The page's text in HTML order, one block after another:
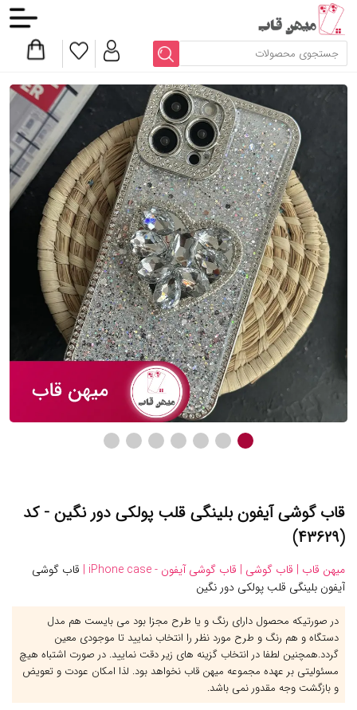
قاب گوشی آیفون بلینگی قلب پولکی دور نگین - کد
(۴۳۶۲۹)
میهن قاب | قاب گوشی | قاب گوشی آیفون - iPhone case |
قاب گوشی
آیفون بلینگی قلب پولکی دور نگین
در صورتیکه محصول دارای رنگ و یا طرح مجزا بود می بایست هم مدل
دستگاه و هم رنگ و طرح مورد نظر را انتخاب نمایید تا موجودی معین
گردد.همچنین لطفا در انتخاب گزینه های زیر دقت نمایید. در صورت اشتباه هیچ
مسئولیتی بر عهده مجموعه میهن قاب نخواهد بود. لذا امکان عودت و تعویض
و بازگشت وجه مقدور نمی باشد.